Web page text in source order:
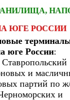
ЮГЕ РОССИИ
юге России:
и
партий по
и